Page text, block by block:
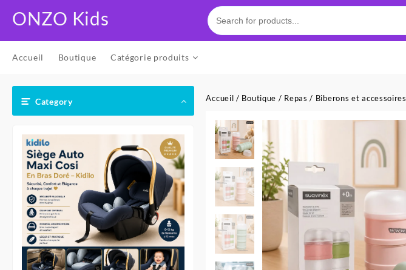
ONZO Kids
Accueil Boutique Catégorie produits
Category Accueil / Boutique / Repas / Biberons et accessoires